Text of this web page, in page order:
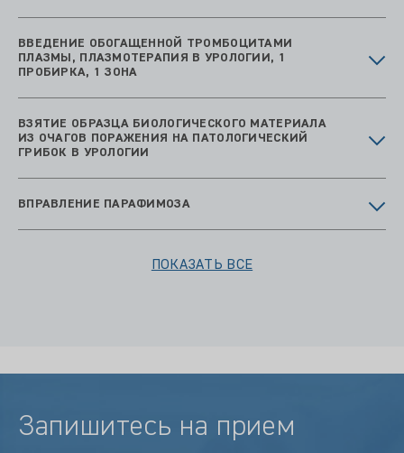
ВВЕДЕНИЕ ОБОГАЩЕННОЙ ТРОМБОЦИТАМИ
ПЛАЗМЫ, ПЛАЗМОТЕРАПИЯ В УРОЛОГИИ, 1
ПРОБИРКА, 1 ЗОНА
ВЗЯТИЕ ОБРАЗЦА БИОЛОГИЧЕСКОГО МАТЕРИАЛА
ИЗ ОЧАГОВ ПОРАЖЕНИЯ НА ПАТОЛОГИЧЕСКИЙ
ГРИБОК В УРОЛОГИИ
ВПРАВЛЕНИЕ ПАРАФИМОЗА
ПОКАЗАТЬ ВСЕ
Запишитесь на прием